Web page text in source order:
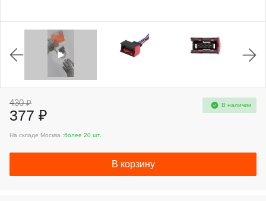
430 ₽
377 ₽
В наличии
На складе Москва :более 20 шт.
В корзину